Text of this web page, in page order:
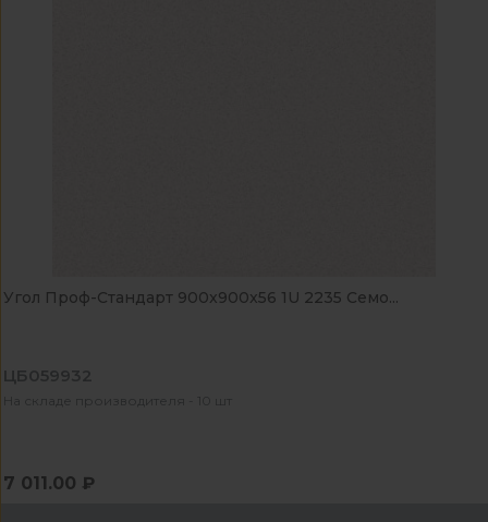
Угол Проф-Стандарт 900x900x56 1U 2235 Семо...
ЦБ059932
На складе производителя - 10 шт
7 011.00 ₽